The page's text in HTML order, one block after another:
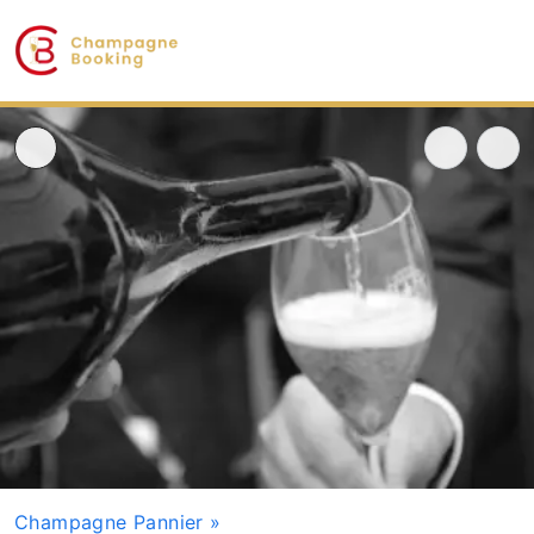
Champagne Pannier »